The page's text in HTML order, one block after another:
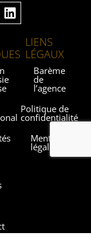
LIENS
LÉGAUX
Barème
de
l’agence
Politique de
confidentialité
Mentions
légales